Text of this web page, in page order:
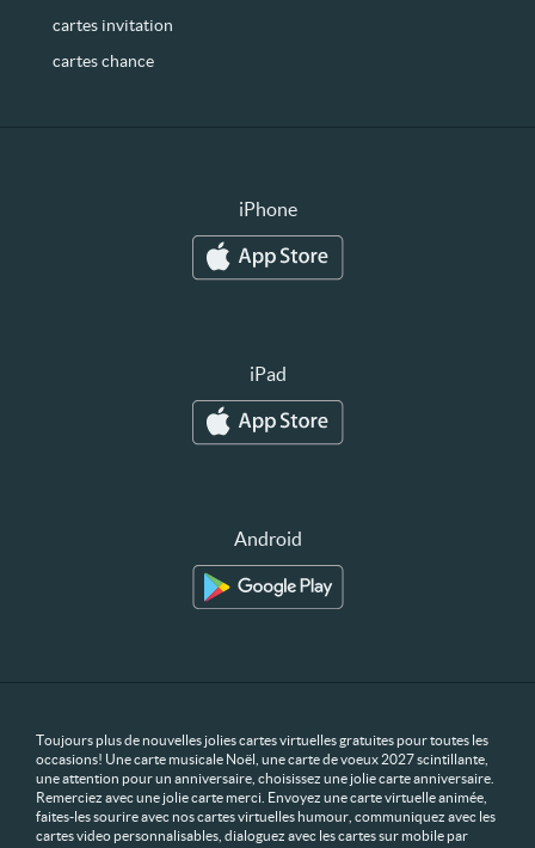
cartes invitation
cartes chance
iPhone
iPad
Android
Toujours plus de nouvelles jolies cartes virtuelles gratuites pour toutes les
occasions! Une carte musicale Noël, une carte de voeux 2027 scintillante,
une attention pour un anniversaire, choisissez une jolie carte anniversaire.
Remerciez avec une jolie carte merci. Envoyez une carte virtuelle animée,
faites-les sourire avec nos cartes virtuelles humour, communiquez avec les
cartes video personnalisables, dialoguez avec les cartes sur mobile par